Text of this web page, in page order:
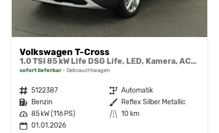
Volkswagen T-Cross
1.0 TSI 85 kW Life DSG Life, LED, Kamera, ACC, Side, Winter, 17-Zoll, 3-J. Garantie
sofort lieferbar Gebrauchtwagen
Fahrzeugnr. 5122387 Getriebe Automatik
Kraftstoff Benzin Außenfarbe Reflex Silber Metallic
Leistung 85 kW (116 PS) Kilometerstand 10 km
01.01.2026